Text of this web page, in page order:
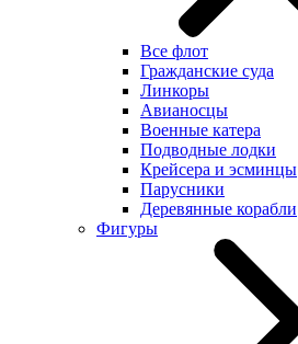
Все флот
Гражданские суда
Линкоры
Авианосцы
Военные катера
Подводные лодки
Крейсера и эсминцы
Парусники
Деревянные корабли
Фигуры